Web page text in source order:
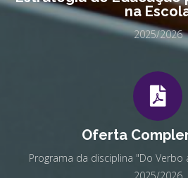
na
2025/2026
Oferta
Programa da disciplina "Do Verbo